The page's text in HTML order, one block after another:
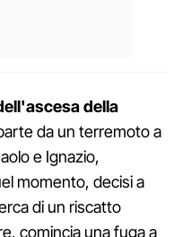
della
da un terremoto a
e Ignazio,
momento, decisi a
di un riscatto
comincia una fuga a